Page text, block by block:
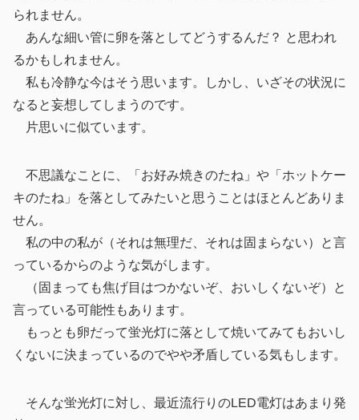
られません。
あんな細い管に卵を落としてどうするんだ？ と思われ
るかもしれません。
私も冷静な今はそう思います。しかし、いざその状況に
なると妄想してしまうのです。
片思いに似ています。
不思議なことに、「お好み焼きのたね」や「ホットケー
キのたね」を落としてみたいと思うことはほとんどありま
せん。
私の中の私が（それは無理だ、それは固まらない）と言
っているからのような気がします。
（固まっても焦げ目はつかないぞ、おいしくないぞ）と
言っている可能性もあります。
もっとも卵だって蛍光灯に落として焼いてみてもおいし
くないに決まっているのでやや矛盾している気もします。
そんな蛍光灯に対し、最近流行りのLED電灯はあまり発